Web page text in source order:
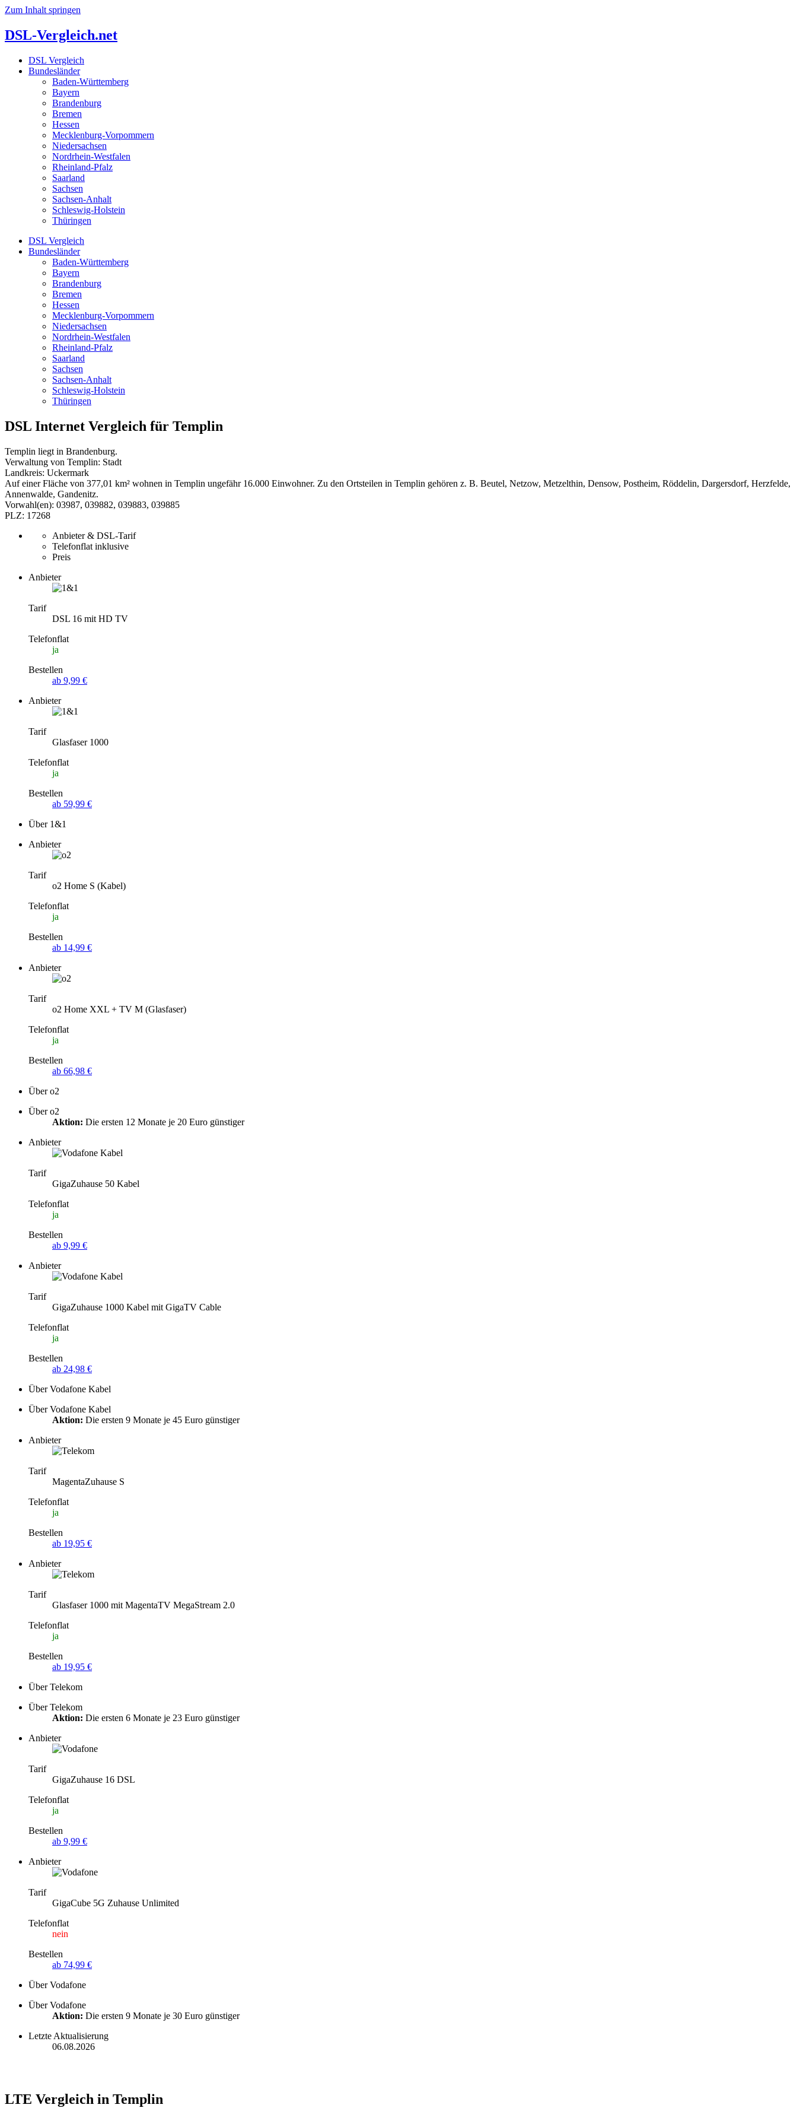
Zum Inhalt springen
DSL-Vergleich.net
DSL Vergleich
Bundesländer
Baden-Württemberg
Bayern
Brandenburg
Bremen
Hessen
Mecklenburg-Vorpommern
Niedersachsen
Nordrhein-Westfalen
Rheinland-Pfalz
Saarland
Sachsen
Sachsen-Anhalt
Schleswig-Holstein
Thüringen
DSL Vergleich
Bundesländer
Baden-Württemberg
Bayern
Brandenburg
Bremen
Hessen
Mecklenburg-Vorpommern
Niedersachsen
Nordrhein-Westfalen
Rheinland-Pfalz
Saarland
Sachsen
Sachsen-Anhalt
Schleswig-Holstein
Thüringen
DSL Internet Vergleich für Templin
Templin liegt in Brandenburg.
Verwaltung von Templin: Stadt
Landkreis: Uckermark
Auf einer Fläche von 377,01 km² wohnen in Templin ungefähr 16.000 Einwohner. Zu den Ortsteilen in Templin gehören z. B. Beutel, Netzow, Metzelthin, Densow, Postheim, Röddelin, Dargersdorf, Herzfelde,
Annenwalde, Gandenitz.
Vorwahl(en): 03987, 039882, 039883, 039885
PLZ: 17268
Anbieter & DSL-Tarif
Telefonflat inklusive
Preis
Anbieter
Tarif
DSL 16 mit HD TV
Telefonflat
ja
Bestellen
ab 9,99 €
Anbieter
Tarif
Glasfaser 1000
Telefonflat
ja
Bestellen
ab 59,99 €
Über 1&1
Anbieter
Tarif
o2 Home S (Kabel)
Telefonflat
ja
Bestellen
ab 14,99 €
Anbieter
Tarif
o2 Home XXL + TV M (Glasfaser)
Telefonflat
ja
Bestellen
ab 66,98 €
Über o2
Über o2
Aktion: Die ersten 12 Monate je 20 Euro günstiger
Anbieter
Tarif
GigaZuhause 50 Kabel
Telefonflat
ja
Bestellen
ab 9,99 €
Anbieter
Tarif
GigaZuhause 1000 Kabel mit GigaTV Cable
Telefonflat
ja
Bestellen
ab 24,98 €
Über Vodafone Kabel
Über Vodafone Kabel
Aktion: Die ersten 9 Monate je 45 Euro günstiger
Anbieter
Tarif
MagentaZuhause S
Telefonflat
ja
Bestellen
ab 19,95 €
Anbieter
Tarif
Glasfaser 1000 mit MagentaTV MegaStream 2.0
Telefonflat
ja
Bestellen
ab 19,95 €
Über Telekom
Über Telekom
Aktion: Die ersten 6 Monate je 23 Euro günstiger
Anbieter
Tarif
GigaZuhause 16 DSL
Telefonflat
ja
Bestellen
ab 9,99 €
Anbieter
Tarif
GigaCube 5G Zuhause Unlimited
Telefonflat
nein
Bestellen
ab 74,99 €
Über Vodafone
Über Vodafone
Aktion: Die ersten 9 Monate je 30 Euro günstiger
Letzte Aktualisierung
06.08.2026
LTE Vergleich in Templin